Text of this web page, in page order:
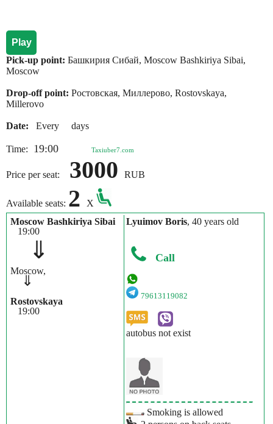
Play
Pick-up point: Башкирия Сибай, Moscow Bashkiriya Sibai,
Moscow
Drop-off point: Ростовская, Миллерово, Rostovskaya,
Millerovo
Date: Every days
Time: 19:00 Taxiuber7.com
Price per seat: 3000 RUB
Available seats: 2
X
Moscow Bashkiriya Sibai
19:00
⇓
Moscow,
⇓
Rostovskaya
19:00
Lyuimov Boris, 40 years old
Call
79613119082
autobus not exist
Smoking is allowed